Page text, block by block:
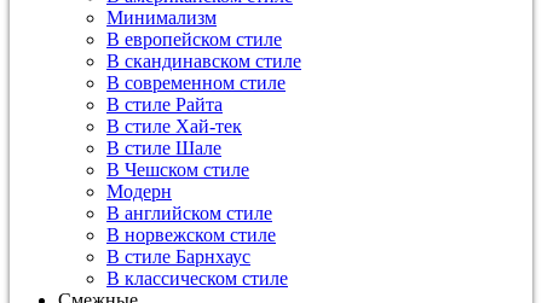
Минимализм
В европейском стиле
В скандинавском стиле
В современном стиле
В стиле Райта
В стиле Хай-тек
В стиле Шале
В Чешском стиле
Модерн
В английском стиле
В норвежском стиле
В стиле Барнхаус
В классическом стиле